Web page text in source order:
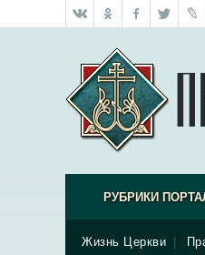
РУБРИКИ
Жизнь Церкви